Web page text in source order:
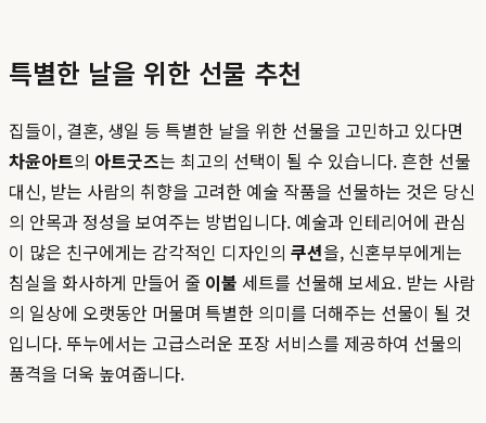
특별한 날을 위한 선물 추천
집들이, 결혼, 생일 등 특별한 날을 위한 선물을 고민하고 있다면
차윤아트의 아트굿즈는 최고의 선택이 될 수 있습니다. 흔한 선물
대신, 받는 사람의 취향을 고려한 예술 작품을 선물하는 것은 당신
의 안목과 정성을 보여주는 방법입니다. 예술과 인테리어에 관심
이 많은 친구에게는 감각적인 디자인의 쿠션을, 신혼부부에게는
침실을 화사하게 만들어 줄 이불 세트를 선물해 보세요. 받는 사람
의 일상에 오랫동안 머물며 특별한 의미를 더해주는 선물이 될 것
입니다. 뚜누에서는 고급스러운 포장 서비스를 제공하여 선물의
품격을 더욱 높여줍니다.